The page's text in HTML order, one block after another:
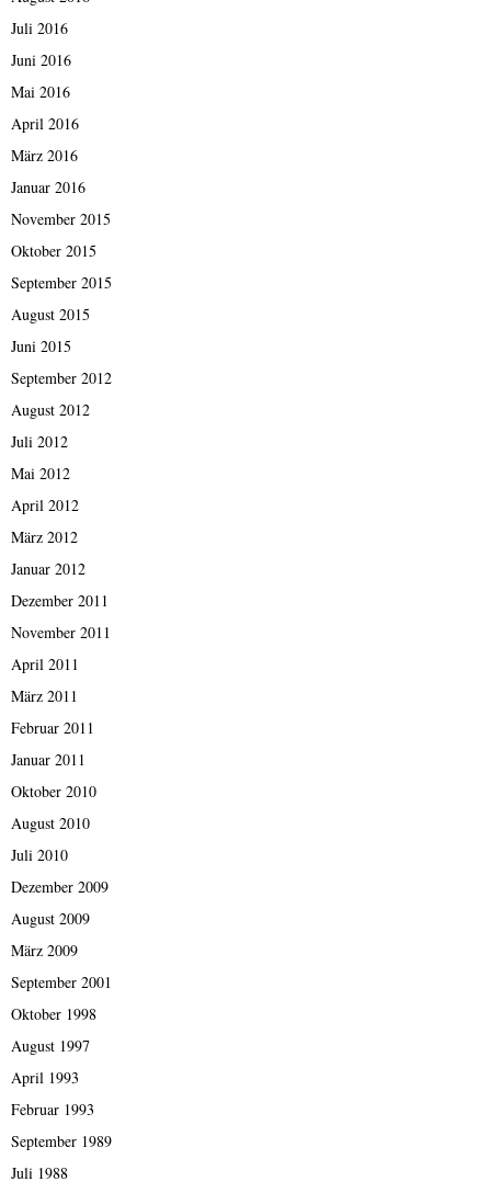
Juli 2016
Juni 2016
Mai 2016
April 2016
März 2016
Januar 2016
November 2015
Oktober 2015
September 2015
August 2015
Juni 2015
September 2012
August 2012
Juli 2012
Mai 2012
April 2012
März 2012
Januar 2012
Dezember 2011
November 2011
April 2011
März 2011
Februar 2011
Januar 2011
Oktober 2010
August 2010
Juli 2010
Dezember 2009
August 2009
März 2009
September 2001
Oktober 1998
August 1997
April 1993
Februar 1993
September 1989
Juli 1988